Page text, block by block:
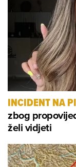
INCIDENT NA
zbog
želi vidjeti